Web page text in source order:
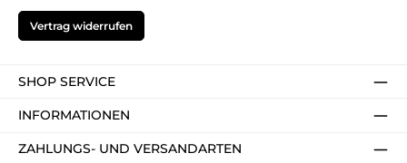
Vertrag widerrufen
SHOP SERVICE
INFORMATIONEN
ZAHLUNGS- UND VERSANDARTEN